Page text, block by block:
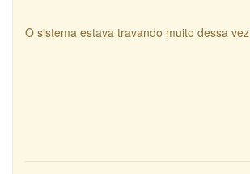
O sistema estava travando muito dessa vez